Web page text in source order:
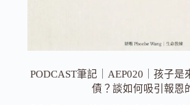
PODCAST筆記｜AEP020｜孩子是
債？談如何吸引報恩